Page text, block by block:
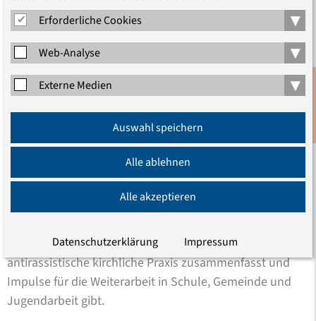
Gemeinsam fragen wir als Theolog_innen und
Pädagog_innen aus kirchlicher und außerkirchlicher
Arbeit danach, auf welcher Grundlage und mit welchen
bestehenden, modifizierten oder neu zu entwickelnden
Formaten im christlichen Kontext produktiv weiter
gearbeitet werden kann und soll.
Das Format ist längerfristig angelegt und jährliche
Folgetagungen sind geplant.
Tagungsdokumentation, die zentrale Lernfelder für eine
antirassistische kirchliche Praxis zusammenfasst und
Impulse für die Weiterarbeit in Schule, Gemeinde und
Jugendarbeit gibt.
Anmeldung
Erforderliche Cookies
▾
Web-Analyse ▾
Externe Medien ▾
Auswahl speichern
Alle ablehnen
Alle akzeptieren
Datenschutzerklärung Impressum